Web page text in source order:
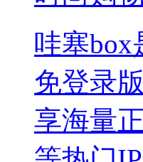
哇塞box
免登录
享海量